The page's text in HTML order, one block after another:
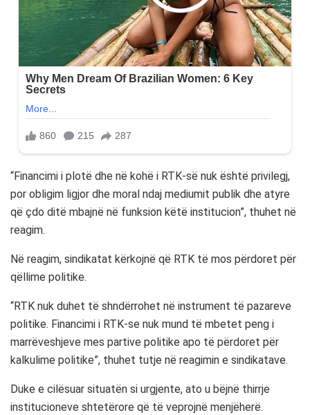
“Financimi i plotë dhe në kohë i RTK-së nuk është privilegj,
por obligim ligjor dhe moral ndaj mediumit publik dhe atyre
që çdo ditë mbajnë në funksion këtë institucion”, thuhet në
reagim.
Në reagim, sindikatat kërkojnë që RTK të mos përdoret për
qëllime politike.
“RTK nuk duhet të shndërrohet në instrument të pazareve
politike. Financimi i RTK-se nuk mund të mbetet peng i
marrëveshjeve mes partive politike apo të përdoret për
kalkulime politike”, thuhet tutje në reagimin e sindikatave.
Duke e cilësuar situatën si urgjente, ato u bëjnë thirrje
institucioneve shtetërore që të veprojnë menjëherë.